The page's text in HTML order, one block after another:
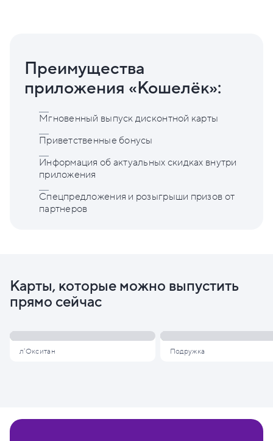
Преимущества
приложения «Кошелёк»:
Мгновенный выпуск дисконтной карты
Приветственные бонусы
Информация об актуальных скидках внутри
приложения
Спецпредложения и розыгрыши призов от
партнеров
Карты, которые можно выпустить
прямо сейчас
л'Окситан Подружка